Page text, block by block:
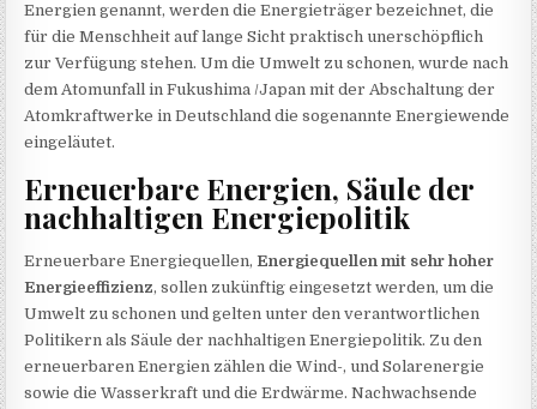
Energien genannt, werden die Energieträger bezeichnet, die
für die Menschheit auf lange Sicht praktisch unerschöpflich
zur Verfügung stehen. Um die Umwelt zu schonen, wurde nach
dem Atomunfall in Fukushima /Japan mit der Abschaltung der
Atomkraftwerke in Deutschland die sogenannte Energiewende
eingeläutet.
Erneuerbare Energien, Säule der
nachhaltigen Energiepolitik
Erneuerbare Energiequellen,Energiequellen mit sehr hoher
Energieeffizienz, sollen zukünftig eingesetzt werden, um die
Umwelt zu schonen und gelten unter den verantwortlichen
Politikern als Säule der nachhaltigen Energiepolitik. Zu den
erneuerbaren Energien zählen die Wind-, und Solarenergie
sowie die Wasserkraft und die Erdwärme. Nachwachsende